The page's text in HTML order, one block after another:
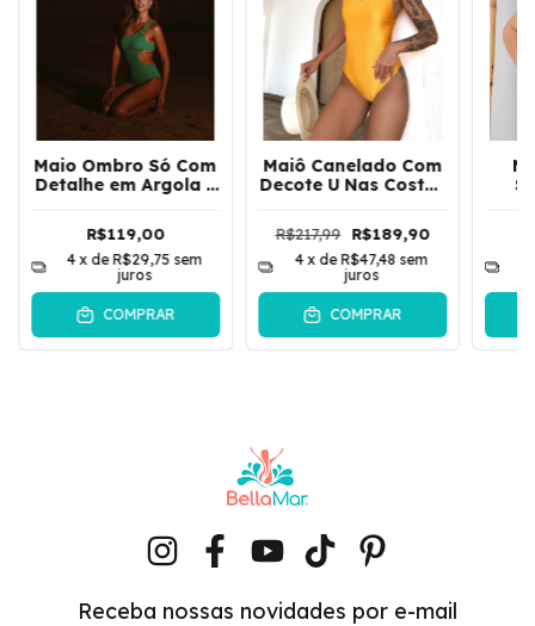
Maio Ombro Só Com
Detalhe em Argola e
Laurel | Verde
Bradeira
R$119,00
4 x deR$29,75 sem
juros
COMPRAR
Maiô Canelado Com
Decote U Nas Costas
Mostarda
R$217,99 R$189,90
4 x deR$47,48 sem
juros
COMPRAR
Receba nossas novidades por e-mail